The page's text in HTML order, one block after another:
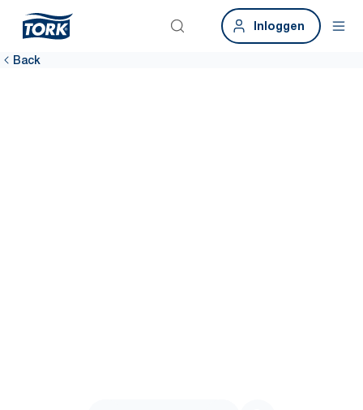
Inloggen
Back